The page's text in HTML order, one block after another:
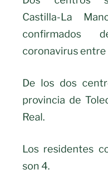
Castilla-La
confirmados
coronavirus entre
De los dos
provincia de
Real.
Los residentes
son 4.